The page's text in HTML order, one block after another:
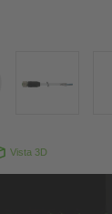
Vista 3D